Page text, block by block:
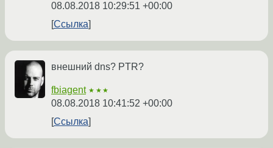
08.08.2018 10:29:51 +00:00
Ссылка
внешний dns? PTR?
fbiagent ★★★
08.08.2018 10:41:52 +00:00
Ссылка